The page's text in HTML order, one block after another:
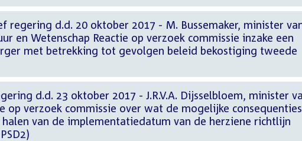
regering d.d. 20 oktober 2017 - M. Bussemaker, minister
en Wetenschap Reactie op verzoek commissie inzake een
met betrekking tot gevolgen beleid bekostiging tweede
d.d. 23 oktober 2017 - J.R.V.A. Dijsselbloem, minister
op verzoek commissie over wat de mogelijke consequenties
van de implementatiedatum van de herziene richtlijn